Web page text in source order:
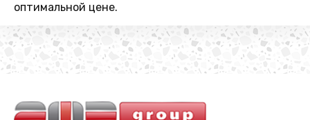
оптимальной цене.